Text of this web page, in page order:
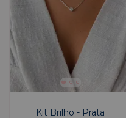
Kit Brilho - Prata